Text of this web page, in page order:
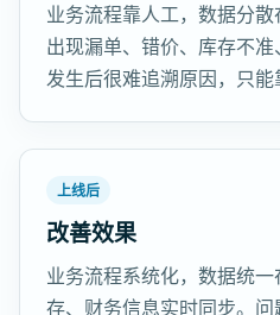
业务流程靠人工，数据分
出现漏单、错价、库存不
发生后很难追溯原因，只能
上线后
改善效果
业务流程系统化，数据统
存、财务信息实时同步。